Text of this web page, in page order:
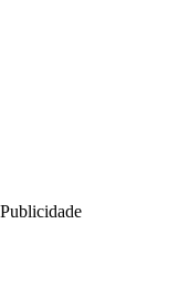
Publicidade